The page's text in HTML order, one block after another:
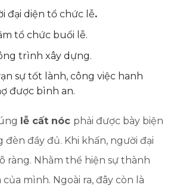
đại diện tổ chức lễ.
tổ chức buổi lễ.
trình xây dựng.
sự tốt lành, công việc hanh
được bình an.
lễ cất nóc phải được bày biện
đèn đầy đủ. Khi khấn, người đại
ràng. Nhằm thể hiện sự thành
mình. Ngoài ra, đây còn là